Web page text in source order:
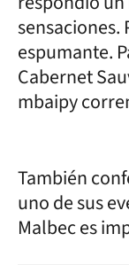
sensaciones.
espumante.
Cabernet
mbaipy
También
uno de sus
Malbec es